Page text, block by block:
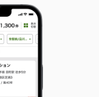
西ノ京小倉町
屋町